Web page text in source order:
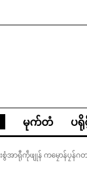
မုက်တံ ပရို
အာရီုကဵုဖျုန် ကမၠောန်ပၠန်ဂ